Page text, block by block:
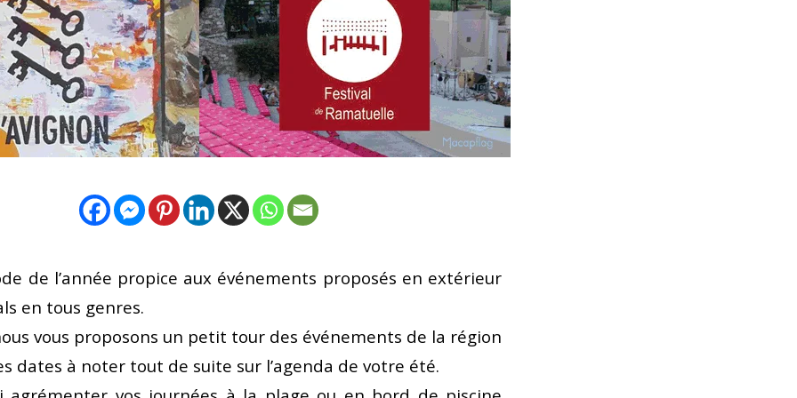
de l’année propice aux événements proposés en extérieur
en tous genres.
vous proposons un petit tour des événements de la région
dates à noter tout de suite sur l’agenda de votre été.